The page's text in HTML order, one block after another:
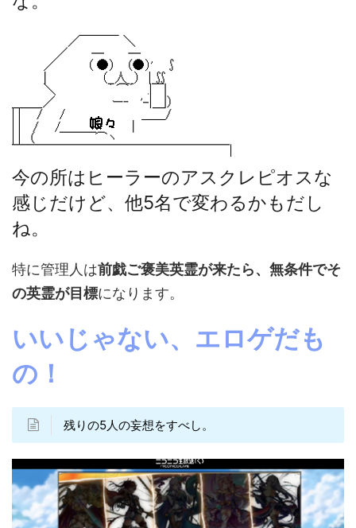
今の所はヒーラーのアスクレピオスな
感じだけど、他5名で変わるかもだし
ね。
特に管理人は前戯ご褒美英霊が来たら、無条件でそ
の英霊が目標になります。
いいじゃない、エロゲだも
の！
残りの5人の妄想をすべし。